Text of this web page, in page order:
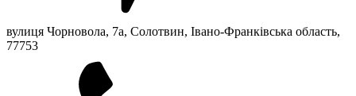
вулиця Чорновола, 7a, Солотвин, Івано-Франківська область,
77753